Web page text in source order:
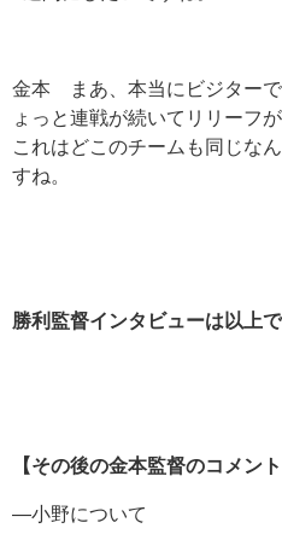
金本 まあ、本当にビジター
ょっと連戦が続いてリリーフ
これはどこのチームも同じな
すね。
勝利監督インタビューは以上で
【その後の金本監督のコメント
―小野について